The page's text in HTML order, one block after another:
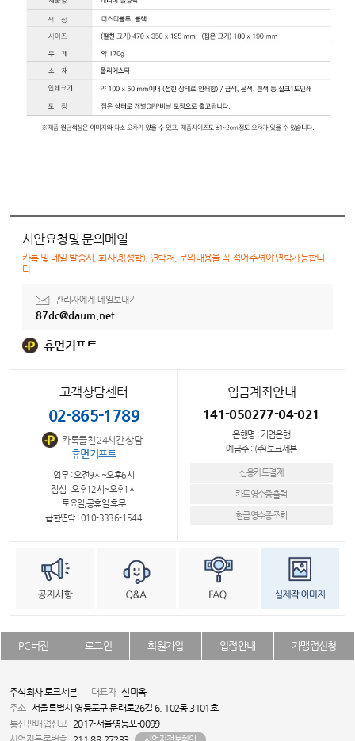
시안요청및 문의메일
카톡 및 메일 발송시, 회사명(성함), 연락처, 문의내용을 꼭 적어주셔야 연락가능합니
다.
관리자에게 메일보내기
87dc@daum.net
휴먼기프트
고객상담센터
02-865-1789
카톡플친 24시간 상담
휴먼기프트
업무 : 오전9시~오후6시
점심 : 오후12시~오후1시
토요일,공휴일 휴무
급한연락 : 010-3336-1544
입금계좌안내
141-050277-04-021
은행명 : 기업은행
예금주 : (주)토크세븐
신용카드결제
카드영수증출력
현금영수증조회
PC버전 로그인 회원가입 입점안내 가맹점신청
주식회사 토크세븐 대표자 신미옥
주소 서울특별시 영등포구 문래로26길 6, 102동 3101호
통신판매업신고 2017-서울영등포-0099